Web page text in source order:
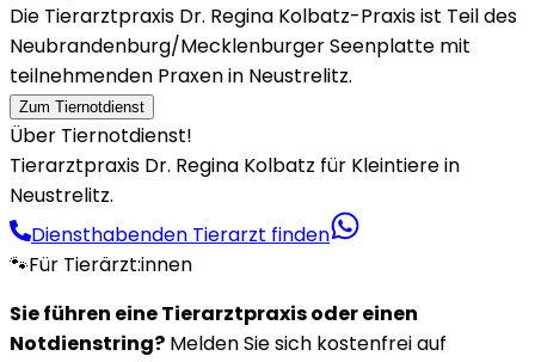
Die Tierarztpraxis Dr. Regina Kolbatz-Praxis ist Teil des
Neubrandenburg/Mecklenburger Seenplatte mit
teilnehmenden Praxen in Neustrelitz.
Zum Tiernotdienst
Über Tiernotdienst!
Tierarztpraxis Dr. Regina Kolbatz für Kleintiere in
Neustrelitz.
Diensthabenden Tierarzt finden
🐾Für Tierärzt:innen
Sie führen eine Tierarztpraxis oder einen
Notdienstring? Melden Sie sich kostenfrei auf